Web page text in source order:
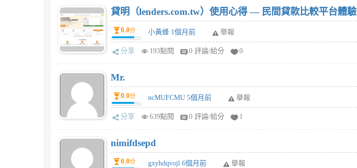
貸明（lenders.com.tw）使用心得 — 民間貸款比較平台體驗
0.0分 小黃蜂 1個月前 舉報
分享 193點閱 0 評論/給分 0
Mr.
0.0分 ncMUFCMU 5個月前 舉報
分享 639點閱 0 評論/給分 1
nimifdsepd
0.0分 gxyhdqvojl 6個月前 舉報